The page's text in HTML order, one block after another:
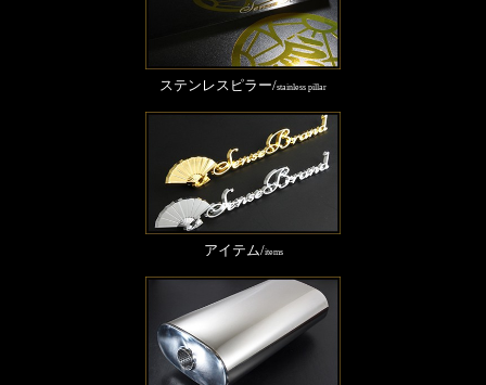
ステンレスピラー/stainless pillar
アイテム/items